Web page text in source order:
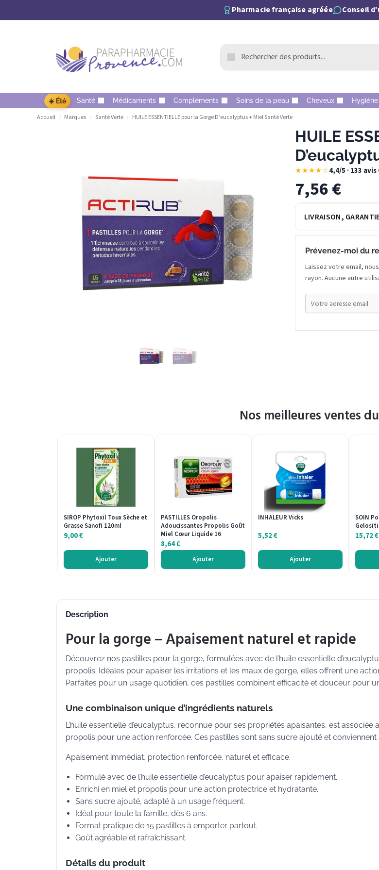
Pharmacie française agréée Conseil
☀️ Été Santé Médicaments Compléments Soins de la peau Cheveux Hygiène
Accueil / Marques / Santé Verte / HUILE ESSENTIELLE pour la Gorge D’eucalyptus + Miel Santé Verte
HUILE
★★★★☆4,4/5 · 133
7,56€
LIVRAISON,
Prévenez-moi du
Laissez votre email,
rayon. Aucune autre
Nos meilleures ventes
SIROP Phytoxil Toux Sèche et
Grasse Sanofi 120ml
9,00€
Ajouter
PASTILLES Oropolis
Adoucissantes Propolis Goût
Miel Cœur Liquide 16
8,64€
Ajouter
INHALEUR Vicks
5,52€
Ajouter
SOIN
15,72€
Description
Pour la gorge – Apaisement naturel et rapide
Découvrez nos pastilles pour la gorge, formulées avec de l’huile essentielle
propolis. Idéales pour apaiser les irritations et les maux de gorge, elles offrent une
Parfaites pour un usage quotidien, ces pastilles combinent efficacité et douceur pour
Une combinaison unique d’ingrédients naturels
L’huile essentielle d’eucalyptus, reconnue pour ses propriétés apaisantes, est associée
propolis pour une action renforcée. Ces pastilles sont sans sucre ajouté et conviennent
Apaisement immédiat, protection renforcée, naturel et efficace.
Formulé avec de l’huile essentielle d’eucalyptus pour apaiser rapidement.
Enrichi en miel et propolis pour une action protectrice et hydratante.
Sans sucre ajouté, adapté à un usage fréquent.
Idéal pour toute la famille, dès 6 ans.
Format pratique de 15 pastilles à emporter partout.
Goût agréable et rafraîchissant.
Détails du produit